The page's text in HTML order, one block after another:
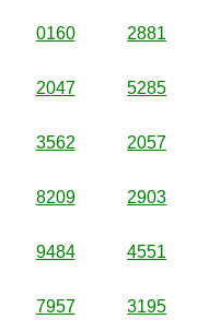
0160 2881
2047 5285
3562 2057
8209 2903
9484 4551
7957 3195